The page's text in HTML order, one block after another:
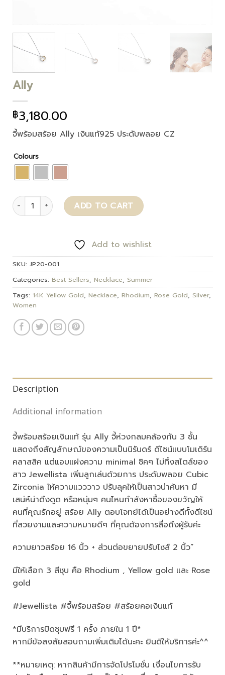
Ally
฿3,180.00
จี้พร้อมสร้อย Ally เงินแท้925 ประดับพลอย CZ
Colours
Ally quantity ADD TO CART
Add to wishlist
SKU: JP20-001
Categories: Best Sellers, Necklace, Summer
Tags: 14K Yellow Gold, Necklace, Rhodium, Rose Gold, Silver,
Women
Description
Additional information
จี้พร้อมสร้อยเงินแท้ รุ่น Ally จี้ห่วงกลมคล้องกัน 3 ชั้น
แสดงถึงสัญลักษณ์ของความเป็นนิรันดร์ ดีไซน์แบบโมเดิร์น
คลาสสิค แต่แอบแฝงความ minimal ชิคๆ ไม่ทิ้งสไตล์ของ
สาว Jewellista เพิ่มลูกเล่นด้วยการ ประดับพลอย Cubic
Zirconia ให้ความแวววาว ปรับลุคให้เป็นสาวน่าค้นหา มี
เสน่ห์น่าดึงดูด หรือหนุ่มๆ คนไหนกำลังหาซื้อของขวัญให้
คนที่คุณรักอยู่ สร้อย Ally ตอบโจทย์ได้เป็นอย่างดีทั้งดีไซน์
ที่สวยงามและความหมายดีๆ ที่คุณต้องการสื่อถึงผู้รับค่ะ
ความยาวสร้อย 16 นิ้ว + ส่วนต่อขยายปรับไซส์ 2 นิ้ว”
มีให้เลือก 3 สีชุบ คือ Rhodium , Yellow gold และ Rose
gold
#Jewellista #จี้พร้อมสร้อย #สร้อยคอเงินแท้
*มีบริการปัดชุบฟรี 1 ครั้ง ภายใน 1 ปี*
หากมีข้อสงสัยสอบถามเพิ่มเติมได้นะคะ ยินดีให้บริการค่ะ^^
**หมายเหตุ: หากสินค้ามีการจัดโปรโมชั่น เงื่อนไขการรับ